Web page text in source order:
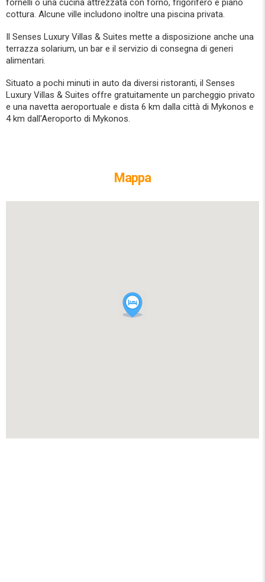
cottura. Alcune ville includono inoltre una piscina privata.
Il Senses Luxury Villas & Suites mette a disposizione anche una
terrazza solarium, un bar e il servizio di consegna di generi
alimentari.
Situato a pochi minuti in auto da diversi ristoranti, il Senses
Luxury Villas & Suites offre gratuitamente un parcheggio privato
e una navetta aeroportuale e dista 6 km dalla città di Mykonos e
4 km dall'Aeroporto di Mykonos.
Mappa